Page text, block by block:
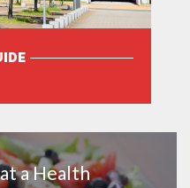
a Health